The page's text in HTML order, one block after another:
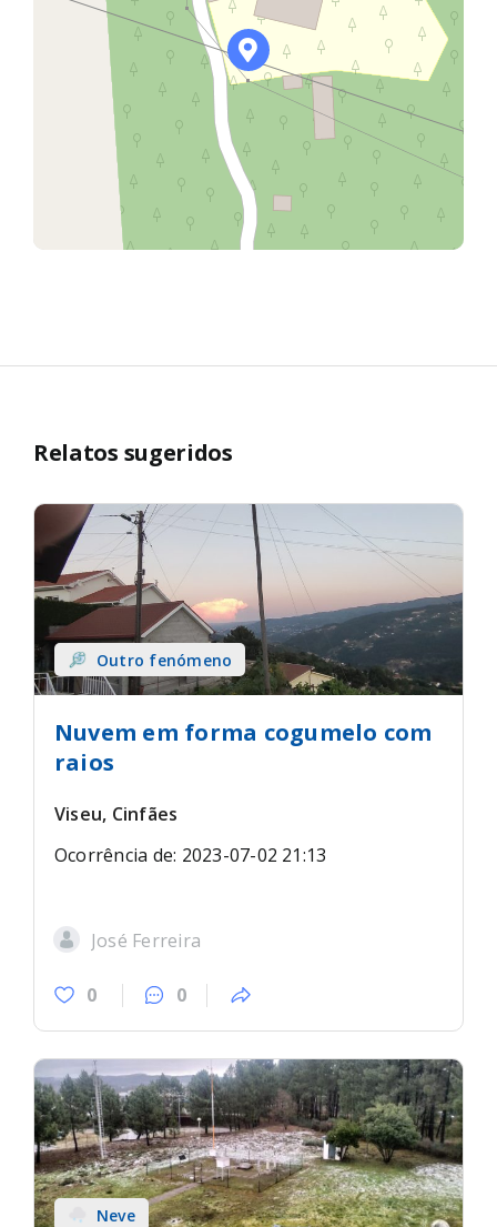
Relatos sugeridos
Outro fenómeno
Nuvem em forma cogumelo com
raios
Viseu, Cinfães
Ocorrência de: 2023-07-02 21:13
José Ferreira
0 0
Neve